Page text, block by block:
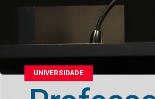
UNIVERSIDADE